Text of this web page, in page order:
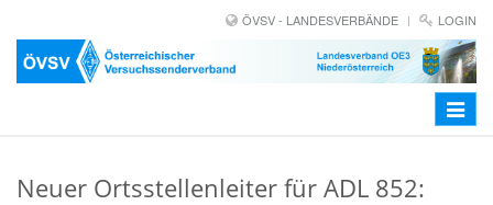
ÖVSV - LANDESVERBÄNDE LOGIN
Toggle
Neuer Ortsstellenleiter für ADL 852: